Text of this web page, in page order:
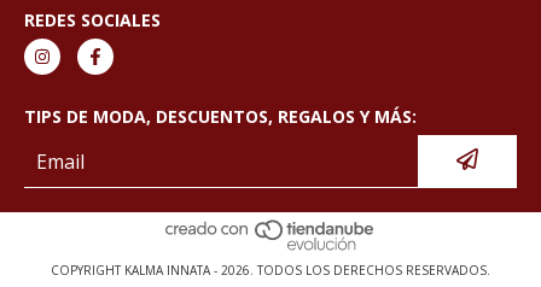
REDES SOCIALES
TIPS DE MODA, DESCUENTOS, REGALOS Y MÁS:
COPYRIGHT KALMA INNATA - 2026. TODOS LOS DERECHOS RESERVADOS.